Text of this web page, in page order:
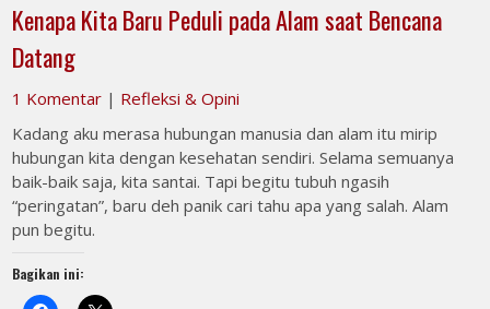
Kenapa Kita Baru Peduli pada Alam saat Bencana
Datang
1 Komentar | Refleksi & Opini
Kadang aku merasa hubungan manusia dan alam itu mirip
hubungan kita dengan kesehatan sendiri. Selama semuanya
baik-baik saja, kita santai. Tapi begitu tubuh ngasih
“peringatan”, baru deh panik cari tahu apa yang salah. Alam
pun begitu.
Bagikan ini: